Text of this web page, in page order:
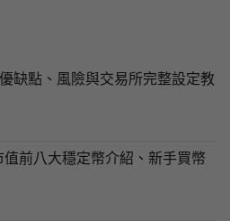
缺點、風險與交易所完整設定教
前八大穩定幣介紹、新手買幣